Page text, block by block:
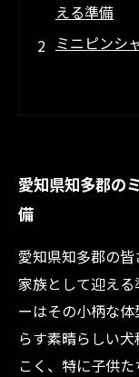
える準備
ミニピンシ
愛知県の信
ント
常の一コマ
ミニピンシ
の大切さ
あなたもミ
活が始まる
愛知県知多郡の
備
愛知県知多郡の
家族として迎え
ーはその小柄な
らす素晴らしい
こく、特に子供